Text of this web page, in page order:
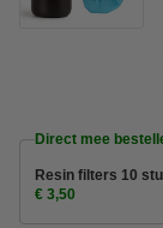
Direct mee
Resin filters 10
€ 3,50